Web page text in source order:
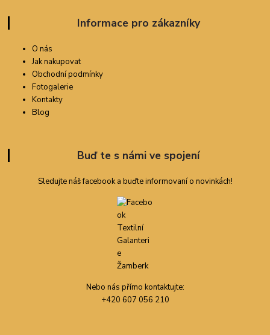
Informace pro zákazníky
O nás
Jak nakupovat
Obchodní podmínky
Fotogalerie
Kontakty
Blog
Buď te s námi ve spojení
Sledujte náš facebook a buďte informovaní o novinkách!
Nebo nás přímo kontaktujte:
+420 607 056 210